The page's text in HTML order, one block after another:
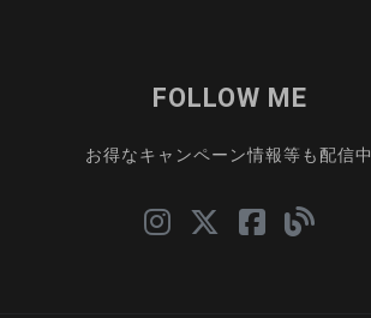
FOLLOW ME
お得なキャンペーン情報等も配信中